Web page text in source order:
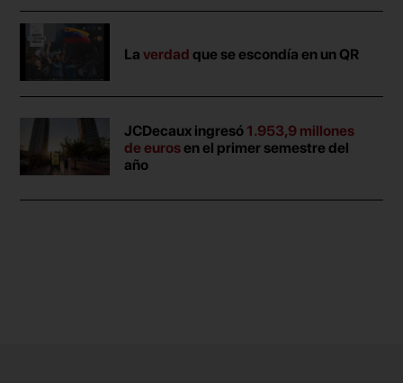
Laverdad que se escondía en un QR
JCDecaux ingresó 1.953,9 millones
de eurosen el primer semestre del
año